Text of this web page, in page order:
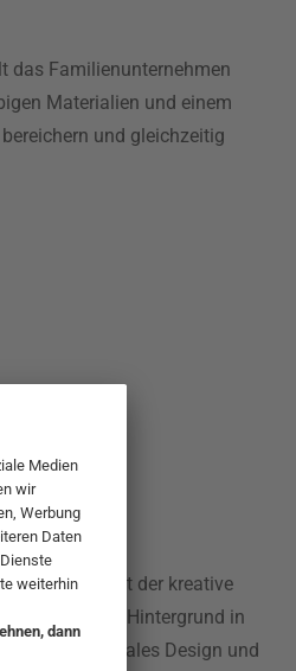
das Familienunternehmen
Materialien und einem
und gleichzeitig
Dänemark, ist der kreative
Mit einem Hintergrund in
er funktionales Design und